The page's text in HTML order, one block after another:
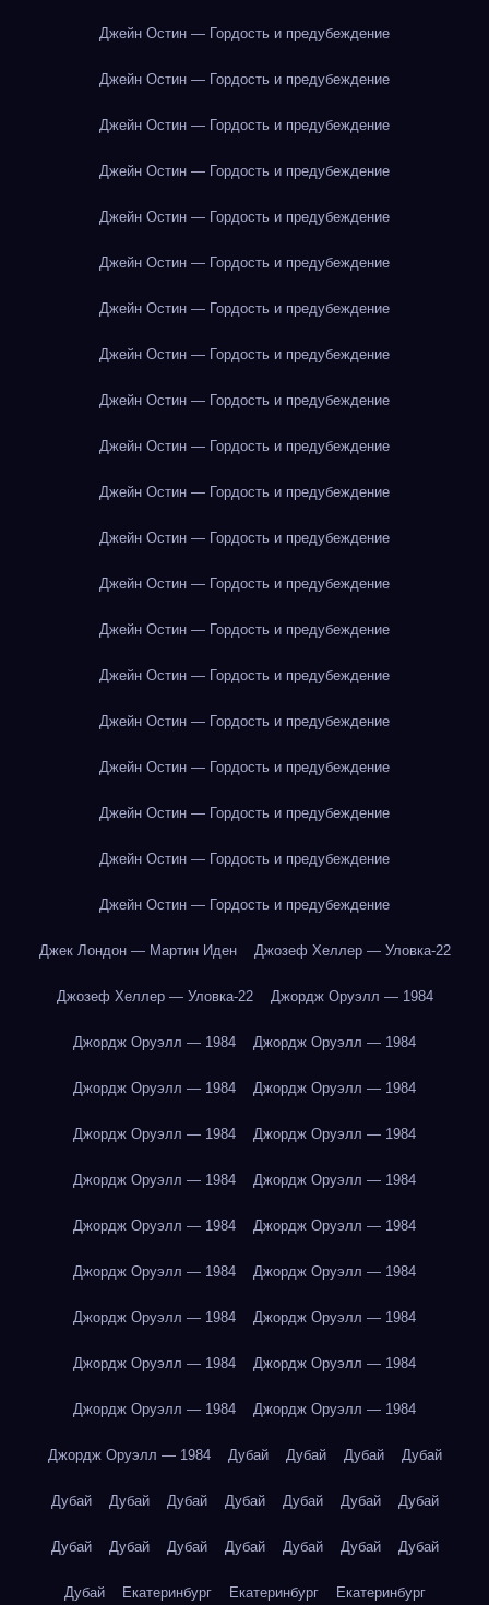
Джейн Остин — Гордость и предубеждение
Джейн Остин — Гордость и предубеждение
Джейн Остин — Гордость и предубеждение
Джейн Остин — Гордость и предубеждение
Джейн Остин — Гордость и предубеждение
Джейн Остин — Гордость и предубеждение
Джейн Остин — Гордость и предубеждение
Джейн Остин — Гордость и предубеждение
Джейн Остин — Гордость и предубеждение
Джейн Остин — Гордость и предубеждение
Джейн Остин — Гордость и предубеждение
Джейн Остин — Гордость и предубеждение
Джейн Остин — Гордость и предубеждение
Джейн Остин — Гордость и предубеждение
Джейн Остин — Гордость и предубеждение
Джейн Остин — Гордость и предубеждение
Джейн Остин — Гордость и предубеждение
Джейн Остин — Гордость и предубеждение
Джейн Остин — Гордость и предубеждение
Джейн Остин — Гордость и предубеждение
Джек Лондон — Мартин Иден Джозеф Хеллер — Уловка-22
Джозеф Хеллер — Уловка-22 Джордж Оруэлл — 1984
Джордж Оруэлл — 1984 Джордж Оруэлл — 1984
Джордж Оруэлл — 1984 Джордж Оруэлл — 1984
Джордж Оруэлл — 1984 Джордж Оруэлл — 1984
Джордж Оруэлл — 1984 Джордж Оруэлл — 1984
Джордж Оруэлл — 1984 Джордж Оруэлл — 1984
Джордж Оруэлл — 1984 Джордж Оруэлл — 1984
Джордж Оруэлл — 1984 Джордж Оруэлл — 1984
Джордж Оруэлл — 1984 Джордж Оруэлл — 1984
Джордж Оруэлл — 1984 Джордж Оруэлл — 1984
Джордж Оруэлл — 1984 Дубай Дубай Дубай Дубай
Дубай Дубай Дубай Дубай Дубай Дубай Дубай
Дубай Дубай Дубай Дубай Дубай Дубай Дубай
Дубай Екатеринбург Екатеринбург Екатеринбург